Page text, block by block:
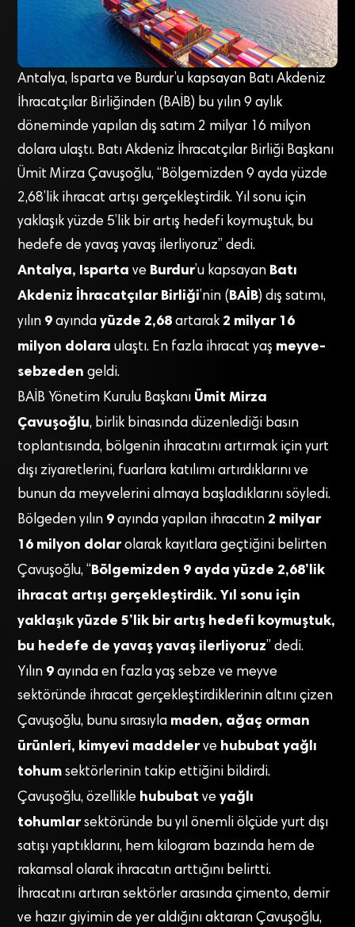
Antalya, Isparta ve Burdur’u kapsayan Batı Akdeniz
İhracatçılar Birliğinden (BAİB) bu yılın 9 aylık
döneminde yapılan dış satım 2 milyar 16 milyon
dolara ulaştı. Batı Akdeniz İhracatçılar Birliği Başkanı
Ümit Mirza Çavuşoğlu, “Bölgemizden 9 ayda yüzde
2,68’lik ihracat artışı gerçekleştirdik. Yıl sonu için
yaklaşık yüzde 5’lik bir artış hedefi koymuştuk, bu
hedefe de yavaş yavaş ilerliyoruz” dedi.
Antalya, Isparta ve Burdur’u kapsayan Batı
Akdeniz İhracatçılar Birliği’nin (BAİB) dış satımı,
yılın 9 ayındayüzde 2,68 artarak 2 milyar 16
milyon dolara ulaştı. En fazla ihracat yaş meyve-
sebzeden geldi.
BAİB Yönetim Kurulu Başkanı Ümit Mirza
Çavuşoğlu, birlik binasında düzenlediği basın
toplantısında, bölgenin ihracatını artırmak için yurt
dışı ziyaretlerini, fuarlara katılımı artırdıklarını ve
bunun da meyvelerini almaya başladıklarını söyledi.
Bölgeden yılın 9 ayında yapılan ihracatın 2 milyar
16 milyon dolarolarak kayıtlara geçtiğini belirten
Çavuşoğlu, “Bölgemizden 9 ayda yüzde 2,68’lik
ihracat artışı gerçekleştirdik. Yıl sonu için
yaklaşık yüzde 5’lik bir artış hedefi koymuştuk,
bu hedefe de yavaş yavaş ilerliyoruz” dedi.
Yılın 9 ayında en fazla yaş sebze ve meyve
sektöründe ihracat gerçekleştirdiklerinin altını çizen
Çavuşoğlu, bunu sırasıyla maden, ağaç orman
ürünleri, kimyevi maddelerve hububat yağlı
tohum sektörlerinin takip ettiğini bildirdi.
Çavuşoğlu, özellikle hububat veyağlı
tohumlarsektöründe bu yıl önemli ölçüde yurt dışı
satışı yaptıklarını, hem kilogram bazında hem de
rakamsal olarak ihracatın arttığını belirtti.
İhracatını artıran sektörler arasında çimento, demir
ve hazır giyimin de yer aldığını aktaran Çavuşoğlu,